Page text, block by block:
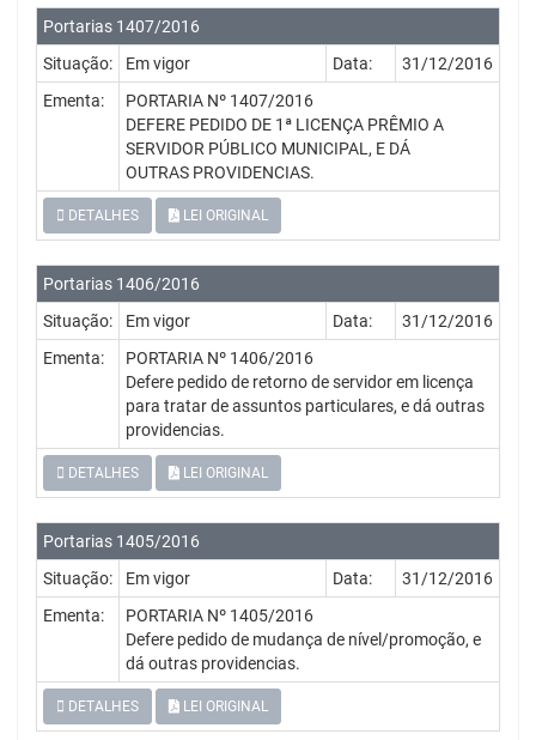
Portarias 1407/2016
Situação:
Em vigor Data:
31/12/2016
Ementa:
PORTARIA Nº 1407/2016
DEFERE PEDIDO DE 1ª LICENÇA PRÊMIO A
SERVIDOR PÚBLICO MUNICIPAL, E DÁ
OUTRAS PROVIDENCIAS.
DETALHES LEI ORIGINAL
Portarias 1406/2016
Situação:
Em vigor Data:
31/12/2016
Ementa:
PORTARIA Nº 1406/2016
Defere pedido de retorno de servidor em licença
para tratar de assuntos particulares, e dá outras
providencias.
DETALHES LEI ORIGINAL
Portarias 1405/2016
Situação:
Em vigor Data:
31/12/2016
Ementa:
PORTARIA Nº 1405/2016
Defere pedido de mudança de nível/promoção, e
dá outras providencias.
DETALHES LEI ORIGINAL